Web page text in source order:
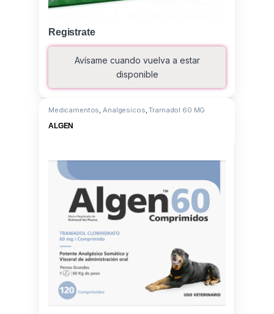
Registrate
Avísame cuando vuelva a estar
disponible
Medicamentos,Analgesicos,Tramadol 60 MG
ALGEN